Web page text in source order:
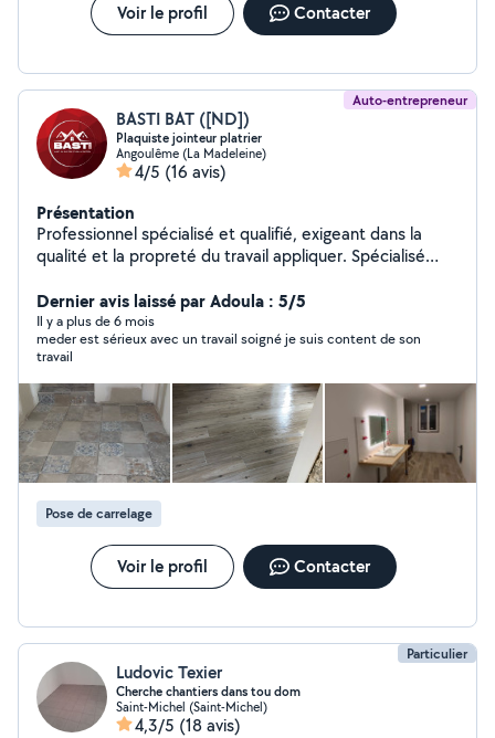
Voir le profil Contacter
Auto-entrepreneur
BASTI BAT ([ND])
Plaquiste jointeur platrier
Angoulême (La Madeleine)
4/5 (16 avis)
Présentation
Professionnel spécialisé et qualifié, exigeant dans la
qualité et la propreté du travail appliquer. Spécialisé
parquet, etc..).
Dernier avis laissé par Adoula : 5/5
Il y a plus de 6 mois
meder est sérieux avec un travail soigné je suis content de son
travail
Pose de carrelage
Voir le profil Contacter
Particulier
Ludovic Texier
Cherche chantiers dans tou dom
Saint-Michel (Saint-Michel)
4,3/5 (18 avis)